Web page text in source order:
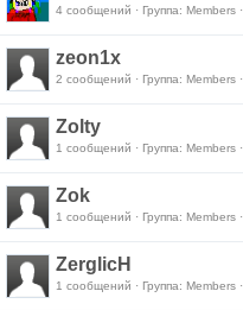
4 сообщений · Группа: Members ·
zeon1x
2 сообщений · Группа: Members ·
Zolty
1 сообщений · Группа: Members ·
Zok
1 сообщений · Группа: Members ·
ZerglicH
1 сообщений · Группа: Members ·